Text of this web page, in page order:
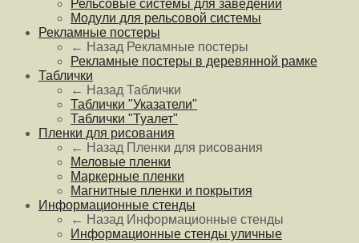
Рельсовые системы для заведений
Модули для рельсовой системы
Рекламные постеры
← Назад Рекламные постеры
Рекламные постеры в деревянной рамке
Таблички
← Назад Таблички
Таблички "Указатели"
Таблички "Туалет"
Пленки для рисования
← Назад Пленки для рисования
Меловые пленки
Маркерные пленки
Магнитные пленки и покрытия
Информационные стенды
← Назад Информационные стенды
Информационные стенды уличные